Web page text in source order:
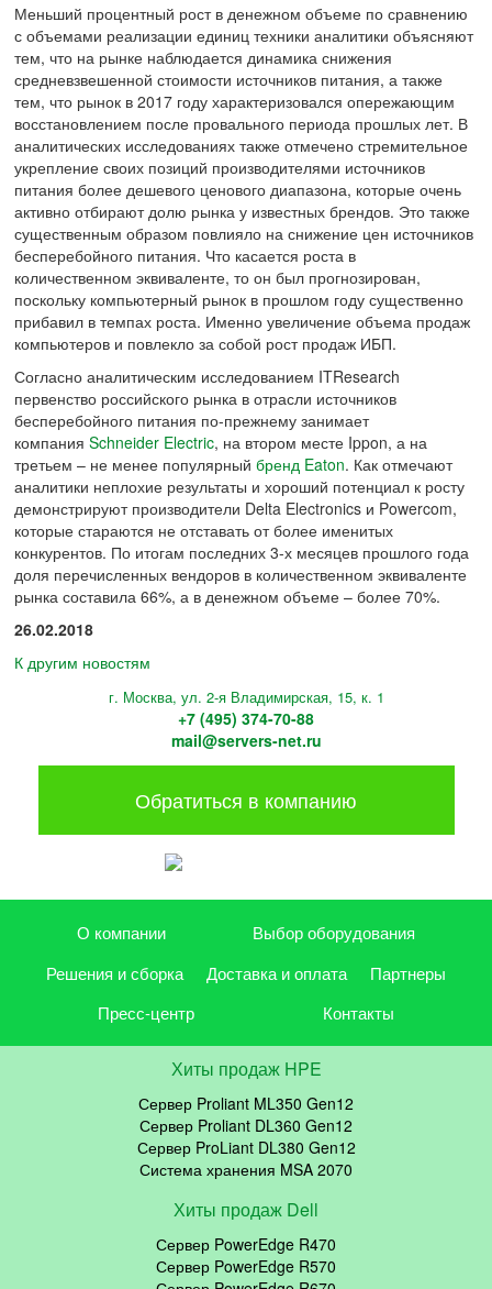
Меньший процентный рост в денежном объеме по сравнению
с объемами реализации единиц техники аналитики объясняют
тем, что на рынке наблюдается динамика снижения
средневзвешенной стоимости источников питания, а также
тем, что рынок в 2017 году характеризовался опережающим
восстановлением после провального периода прошлых лет. В
аналитических исследованиях также отмечено стремительное
укрепление своих позиций производителями источников
питания более дешевого ценового диапазона, которые очень
активно отбирают долю рынка у известных брендов. Это также
существенным образом повлияло на снижение цен источников
бесперебойного питания. Что касается роста в
количественном эквиваленте, то он был прогнозирован,
поскольку компьютерный рынок в прошлом году существенно
прибавил в темпах роста. Именно увеличение объема продаж
компьютеров и повлекло за собой рост продаж ИБП.
Согласно аналитическим исследованием ITResearch
первенство российского рынка в отрасли источников
бесперебойного питания по-прежнему занимает
компанияSchneider Electric, на втором месте Ippon, а на
третьем – не менее популярныйбренд Eaton. Как отмечают
аналитики неплохие результаты и хороший потенциал к росту
демонстрируют производители Delta Electronics и Powercom,
которые стараются не отставать от более именитых
конкурентов. По итогам последних 3-х месяцев прошлого года
доля перечисленных вендоров в количественном эквиваленте
рынка составила 66%, а в денежном объеме – более 70%.
26.02.2018
К другим новостям
г. Москва, ул. 2-я Владимирская, 15, к. 1
+7 (495) 374-70-88
mail@servers-net.ru
Обратиться в компанию
О компании
Выбор оборудования
Решения и сборка
Доставка и оплата
Партнеры
Пресс-центр
Контакты
Хиты продаж HPE
Сервер Proliant ML350 Gen12
Сервер Proliant DL360 Gen12
Сервер ProLiant DL380 Gen12
Система хранения MSA 2070
Хиты продаж Dell
Сервер PowerEdge R470
Сервер PowerEdge R570